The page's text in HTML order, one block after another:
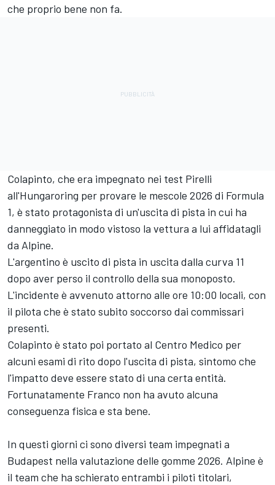
che proprio bene non fa.
Colapinto, che era impegnato nei test Pirelli
all'Hungaroring per provare le mescole 2026 di Formula
1, è stato protagonista di un'uscita di pista in cui ha
danneggiato in modo vistoso la vettura a lui affidatagli
da Alpine.
L'argentino è uscito di pista in uscita dalla curva 11
dopo aver perso il controllo della sua monoposto.
L'incidente è avvenuto attorno alle ore 10:00 locali, con
il pilota che è stato subito soccorso dai commissari
presenti.
Colapinto è stato poi portato al Centro Medico per
alcuni esami di rito dopo l'uscita di pista, sintomo che
l'impatto deve essere stato di una certa entità.
Fortunatamente Franco non ha avuto alcuna
conseguenza fisica e sta bene.
In questi giorni ci sono diversi team impegnati a
Budapest nella valutazione delle gomme 2026. Alpine è
il team che ha schierato entrambi i piloti titolari,